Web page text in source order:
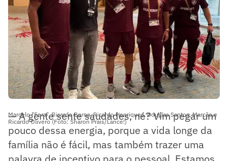
Marcelo "Fera", Ricardo Berna, Ricardo Henriques, Douglas Santos, Marcão,e
Ricardo Olivero (Foto: Sharon Prais/Lance!)
— A gente sente saudades, né? Vim pegar um
pouco dessa energia, porque a vida longe da
família não é fácil, mas também trazer uma